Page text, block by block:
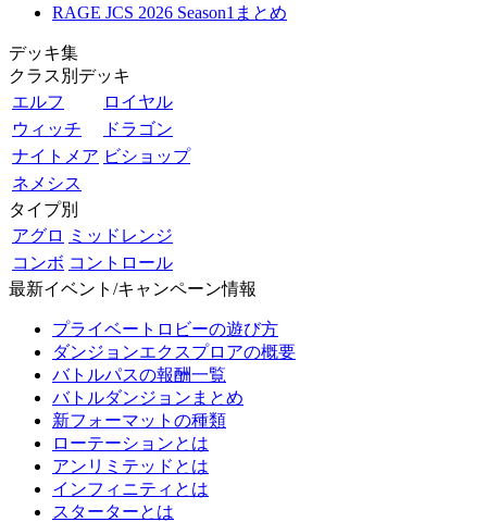
RAGE JCS 2026 Season1まとめ
デッキ集
クラス別デッキ
エルフ
ロイヤル
ウィッチ
ドラゴン
ナイトメア ビショップ
ネメシス
タイプ別
アグロ
ミッドレンジ
コンボ コントロール
最新イベント/キャンペーン情報
プライベートロビーの遊び方
ダンジョンエクスプロアの概要
バトルパスの報酬一覧
バトルダンジョンまとめ
新フォーマットの種類
ローテーションとは
アンリミテッドとは
インフィニティとは
スターターとは